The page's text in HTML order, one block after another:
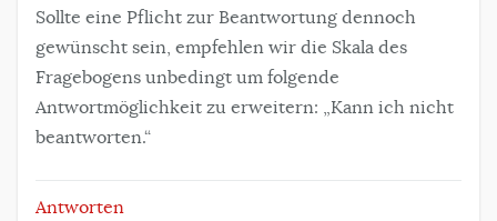
Sollte eine Pflicht zur Beantwortung dennoch
gewünscht sein, empfehlen wir die Skala des
Fragebogens unbedingt um folgende
Antwortmöglichkeit zu erweitern: „Kann ich nicht
beantworten.“
Antworten